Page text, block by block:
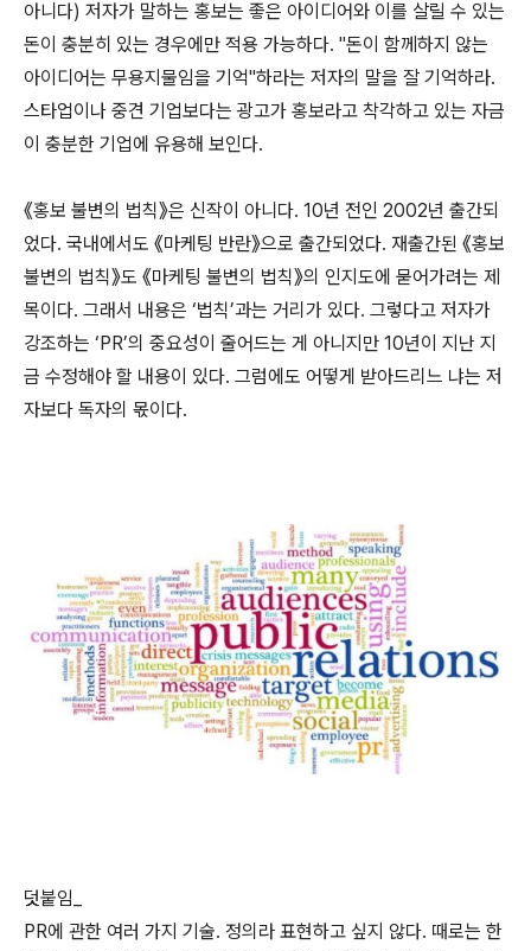
아니다) 저자가 말하는 홍보는 좋은 아이디어와 이를 살릴 수 있는
돈이 충분히 있는 경우에만 적용 가능하다. "돈이 함께하지 않는
아이디어는 무용지물임을 기억"하라는 저자의 말을 잘 기억하라.
스타업이나 중견 기업보다는 광고가 홍보라고 착각하고 있는 자금
이 충분한 기업에 유용해 보인다.
《홍보 불변의 법칙》은 신작이 아니다. 10년 전인 2002년 출간되
었다. 국내에서도 《마케팅 반란》으로 출간되었다. 재출간된 《홍보
불변의 법칙》도 《마케팅 불변의 법칙》의 인지도에 묻어가려는 제
목이다. 그래서 내용은 ‘법칙’과는 거리가 있다. 그렇다고 저자가
강조하는 ‘PR’의 중요성이 줄어드는 게 아니지만 10년이 지난 지
금 수정해야 할 내용이 있다. 그럼에도 어떻게 받아드리느 냐는 저
자보다 독자의 몫이다.
덧붙임_
PR에 관한 여러 가지 기술. 정의라 표현하고 싶지 않다. 때로는 한